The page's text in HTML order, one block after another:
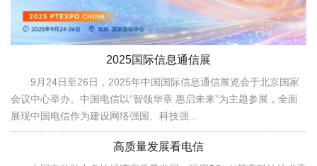
2025国际信息通信展
9月24日至26日，2025年中国国际信息通信展览会于北京国家
会议中心举办。中国电信以“智领华章 惠启未来”为主题参展，全面
展现中国电信作为建设网络强国、科技强...
高质量发展看电信